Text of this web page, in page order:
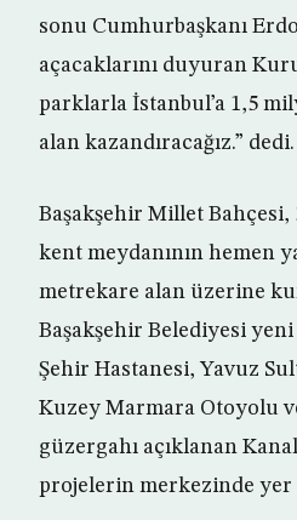
sonu Cumhurbaşkanı
açacaklarını duyuran
parklarla İstanbul’a 1,5
alan kazandıracağız.” dedi.
Başakşehir Millet
kent meydanının hemen
metrekare alan üzerine
Başakşehir Belediyesi
Şehir Hastanesi, Yavuz
Kuzey Marmara Otoyolu
güzergahı açıklanan
projelerin merkezinde yer